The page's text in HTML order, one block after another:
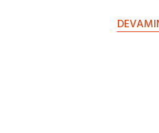
yer almaktadır.